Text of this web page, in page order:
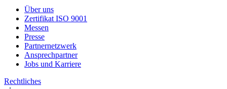
Über uns
Zertifikat ISO 9001
Messen
Presse
Partnernetzwerk
Ansprechpartner
Jobs und Karriere
Rechtliches